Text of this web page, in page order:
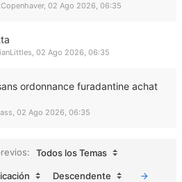
, 02 Ago 2026, 06:35
, 02 Ago 2026, 06:35
ordonnance furadantine achat
, 02 Ago 2026, 06:35
Todos los Temas
Descendente